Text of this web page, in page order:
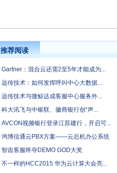
推荐阅读
Gartner：混合云还需2至5年才能成为...
远传技术：如何发挥呼叫中心大数据...
远传技术与微鲸达成客服中心服务外...
科大讯飞与中银联、徽商银行创“声...
AVCON视频银行登录江苏建行，开启可...
鸿博信通云PBX方案——云总机办公系统
智齿客服终夺DEMO GOD大奖
不一样的HCC2015 华为云计算大会亮...